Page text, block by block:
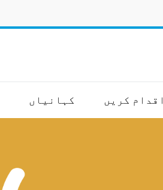
اقدام کریں کہانیاں